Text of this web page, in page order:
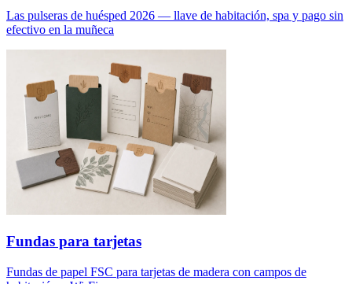
Las pulseras de huésped 2026 — llave de habitación, spa y pago sin
efectivo en la muñeca
Fundas para tarjetas
Fundas de papel FSC para tarjetas de madera con campos de